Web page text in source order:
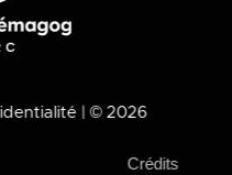
| © 2026
Crédits